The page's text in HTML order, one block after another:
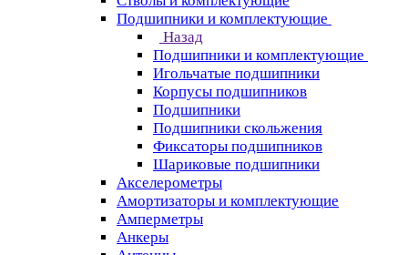
Подшипники и комплектующие
Назад
Подшипники и комплектующие
Игольчатые подшипники
Корпусы подшипников
Подшипники
Подшипники скольжения
Фиксаторы подшипников
Шариковые подшипники
Акселерометры
Амортизаторы и комплектующие
Амперметры
Анкеры